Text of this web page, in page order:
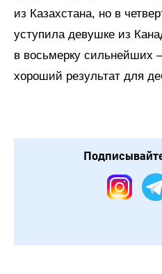
из Казахстана, но в
уступила девушке из
в восьмерку сильнейших
хороший результат для